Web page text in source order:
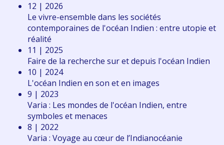
12 | 2026
Le vivre-ensemble dans les sociétés
contemporaines de l'océan Indien : entre utopie et
réalité
11 | 2025
Faire de la recherche sur et depuis l'océan Indien
10 | 2024
L'océan Indien en son et en images
9 | 2023
Varia : Les mondes de l'océan Indien, entre
symboles et menaces
8 | 2022
Varia : Voyage au cœur de l’Indianocéanie